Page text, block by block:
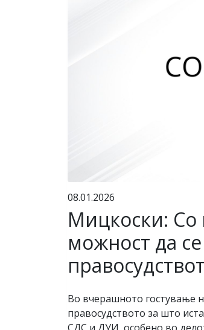
08.01.2026
Мицкоски: Со
можност да
Во вчерашното гостување
правосудството за што